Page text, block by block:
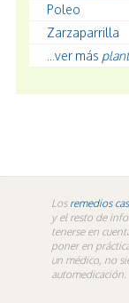
Poleo
Zarzaparrilla
...ver más
Los remedios
y el resto de
tenerse en
poner en
un médico, no
automedicación.